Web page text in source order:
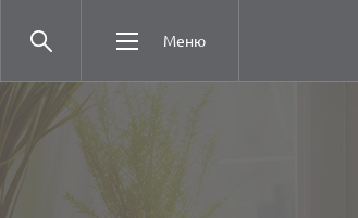
Меню